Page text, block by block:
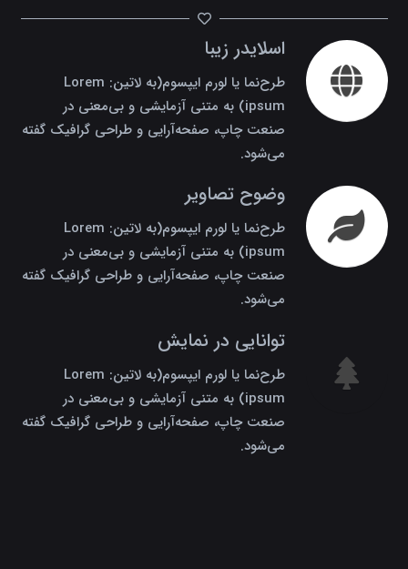
اسلایدر زیبا
طرح‌نما یا لورم ایپسوم(به لاتین: Lorem
ipsum) به متنی آزمایشی و بی‌معنی در
صنعت چاپ، صفحه‌آرایی و طراحی گرافیک گفته
می‌شود.
وضوح تصاویر
طرح‌نما یا لورم ایپسوم(به لاتین: Lorem
ipsum) به متنی آزمایشی و بی‌معنی در
صنعت چاپ، صفحه‌آرایی و طراحی گرافیک گفته
می‌شود.
توانایی در نمایش
طرح‌نما یا لورم ایپسوم(به لاتین: Lorem
ipsum) به متنی آزمایشی و بی‌معنی در
صنعت چاپ، صفحه‌آرایی و طراحی گرافیک گفته
می‌شود.